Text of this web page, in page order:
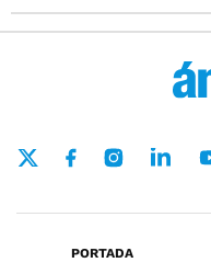
PORTADA